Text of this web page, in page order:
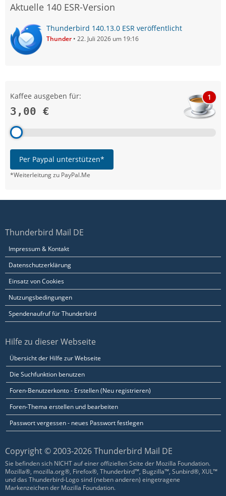
Aktuelle 140 ESR-Version
Thunderbird 140.13.0 ESR veröffentlicht
Thunder 22. Juli 2026 um 19:16
Kaffee ausgeben für:
3,00 €
1
Per Paypal unterstützen*
*Weiterleitung zu PayPal.Me
Thunderbird Mail DE
Impressum & Kontakt
Datenschutzerklärung
Einsatz von Cookies
Nutzungsbedingungen
Spendenaufruf für Thunderbird
Hilfe zu dieser Webseite
Übersicht der Hilfe zur Webseite
Die Suchfunktion benutzen
Foren-Benutzerkonto - Erstellen (Neu registrieren)
Foren-Thema erstellen und bearbeiten
Passwort vergessen - neues Passwort festlegen
Copyright © 2003-2026 Thunderbird Mail DE
Sie befinden sich NICHT auf einer offiziellen Seite der Mozilla Foundation.
Mozilla®, mozilla.org®, Firefox®, Thunderbird™, Bugzilla™, Sunbird®, XUL™
und das Thunderbird-Logo sind (neben anderen) eingetragene
Markenzeichen der Mozilla Foundation.